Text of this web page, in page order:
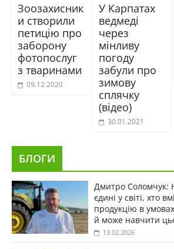
Зоозахисник
и створили
петицію про
заборону
фотопослуг
з тваринами
09.12.2020
У Карпатах
ведмеді
через
мінливу
погоду
забули про
зимову
сплячку
(відео)
30.01.2021
БЛОГИ
Дмитро Соломчук:
єдині у світі, хто
продукцію в
й може навчити
13.02.2026